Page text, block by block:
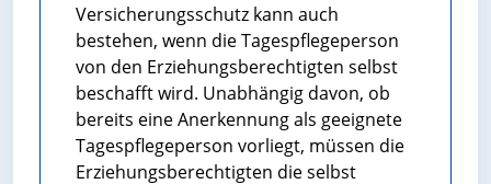
Versicherungsschutz kann auch
bestehen, wenn die Tagespflegeperson
von den Erziehungsberechtigten selbst
beschafft wird. Unabhängig davon, ob
bereits eine Anerkennung als geeignete
Tagespflegeperson vorliegt, müssen die
Erziehungsberechtigten die selbst